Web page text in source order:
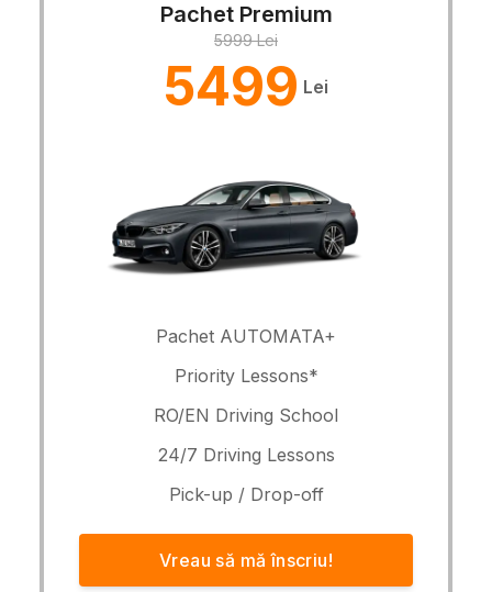
Pachet Premium
5999 Lei
5499 Lei
Pachet AUTOMATA+
Priority Lessons*
RO/EN Driving School
24/7 Driving Lessons
Pick-up / Drop-off
Vreau să mă înscriu!